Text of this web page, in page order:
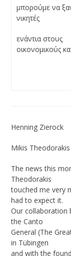
μπορούμε να
νικητές
ενάντια στους
οικονομικούς
Henning Zierock
Mikis
The news this
Theodorakis
touched me very
had to expect it.
Our collaboration
the Canto
General (The
in Tübingen
and with the